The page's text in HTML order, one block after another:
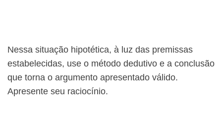
Nessa situação hipotética, à luz das premissas
estabelecidas, use o método dedutivo e a conclusão
que torna o argumento apresentado válido.
Apresente seu raciocínio.